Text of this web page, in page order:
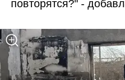
повторятся?" -